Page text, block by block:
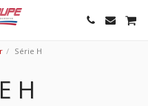
Série H
H